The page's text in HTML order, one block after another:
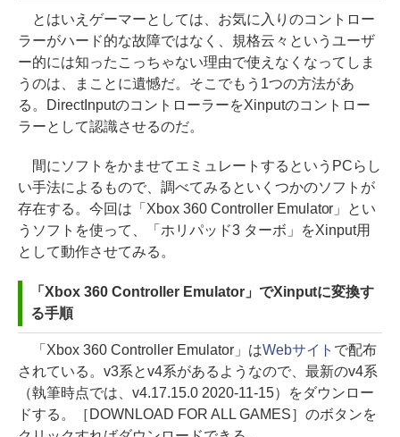
とはいえゲーマーとしては、お気に入りのコントロー
ラーがハード的な故障ではなく、規格云々というユーザ
ー的には知ったこっちゃない理由で使えなくなってしま
うのは、まことに遺憾だ。そこでもう1つの方法があ
る。DirectInputのコントローラーをXinputのコントロー
ラーとして認識させるのだ。
間にソフトをかませてエミュレートするというPCらし
い手法によるもので、調べてみるといくつかのソフトが
存在する。今回は「Xbox 360 Controller Emulator」とい
うソフトを使って、「ホリパッド3 ターボ」をXinput用
として動作させてみる。
「Xbox 360 Controller Emulator」でXinputに変換す
る手順
「Xbox 360 Controller Emulator」はWebサイト で配布
されている。v3系とv4系があるようなので、最新のv4系
（執筆時点では、v4.17.15.0 2020-11-15）をダウンロー
ドする。［DOWNLOAD FOR ALL GAMES］のボタンを